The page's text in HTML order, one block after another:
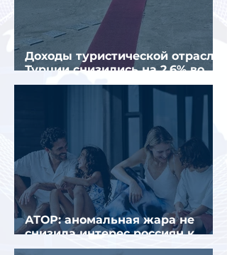
Доходы туристической отрасли
Турции снизились на 2,6% во
втором квартале 2026 года
АТОР: аномальная жара не
снизила интерес россиян к
летнему отдыху в Европе